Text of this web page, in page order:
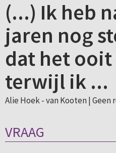
(...) Ik heb
jaren nog
dat het
terwijl ik ...
Alie Hoek - van Kooten | Geen
VRAAG